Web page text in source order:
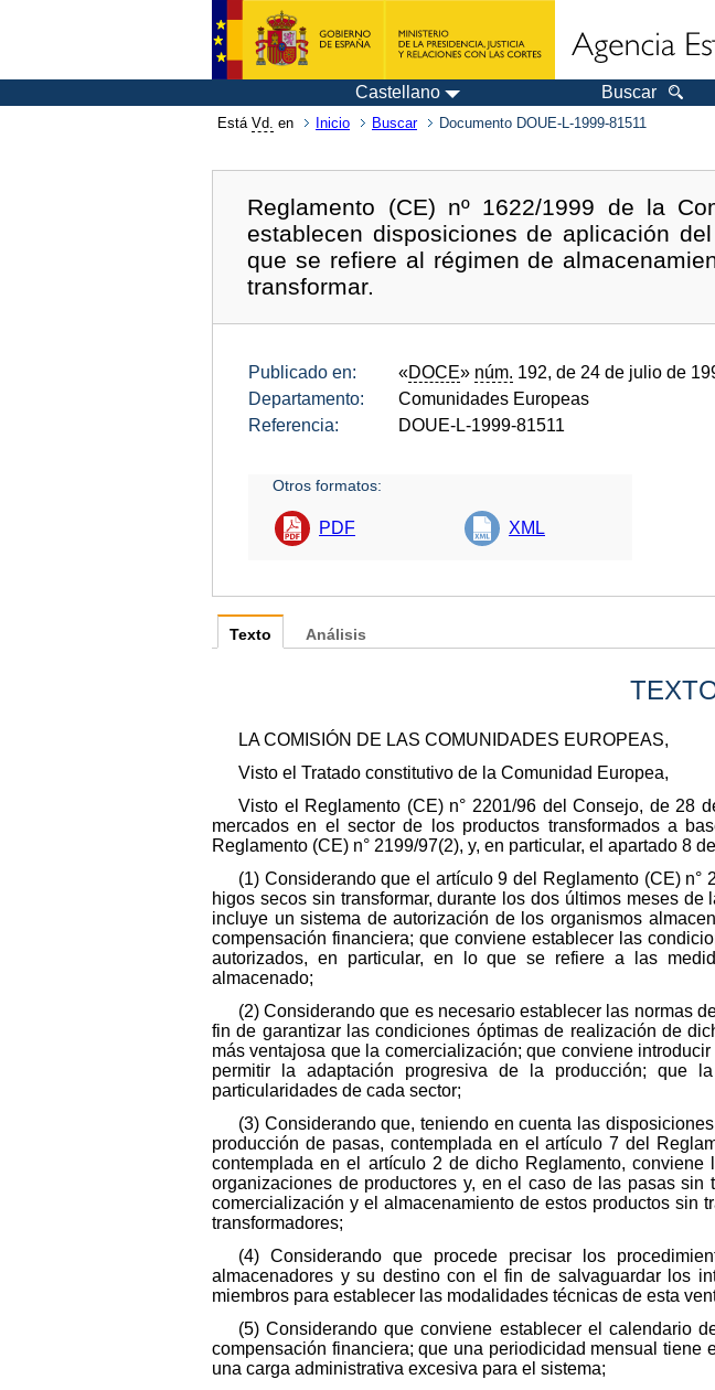
Castellano Buscar
Está Vd. en Inicio Buscar Documento DOUE-L-1999-81511
Reglamento (CE) nº 1622/1999 de la
establecen disposiciones de aplicación
que se refiere al régimen de
transformar.
Publicado en: «DOCE» núm. 192, de 24 de julio de
Departamento:
Comunidades Europeas
Referencia:
DOUE-L-1999-81511
Otros formatos:
PDF XML
Texto
LA COMISIÓN DE LAS COMUNIDADES EUROPEAS,
Visto el Tratado constitutivo de la Comunidad Europea,
Visto el Reglamento (CE) n° 2201/96 del Consejo, de 28
mercados en el sector de los productos transformados a
Reglamento (CE) n° 2199/97(2), y, en particular, el apartado 8
(1) Considerando que el artículo 9 del Reglamento (CE)
higos secos sin transformar, durante los dos últimos meses
incluye un sistema de autorización de los organismos
compensación financiera; que conviene establecer las
autorizados, en particular, en lo que se refiere a las
almacenado;
(2) Considerando que es necesario establecer las normas
fin de garantizar las condiciones óptimas de realización de
más ventajosa que la comercialización; que conviene
permitir la adaptación progresiva de la producción; que
particularidades de cada sector;
(3) Considerando que, teniendo en cuenta las
producción de pasas, contemplada en el artículo 7 del
contemplada en el artículo 2 de dicho Reglamento,
organizaciones de productores y, en el caso de las pasas
comercialización y el almacenamiento de estos productos sin
transformadores;
(4) Considerando que procede precisar los
almacenadores y su destino con el fin de salvaguardar los
miembros para establecer las modalidades técnicas de esta
(5) Considerando que conviene establecer el calendario
compensación financiera; que una periodicidad mensual
una carga administrativa excesiva para el sistema;
Análisis